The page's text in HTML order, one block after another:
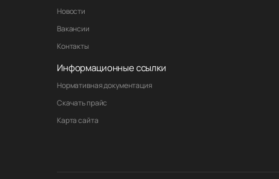
Новости
Вакансии
Контакты
Информационные ссылки
Нормативная документация
Скачать прайс
Карта сайта